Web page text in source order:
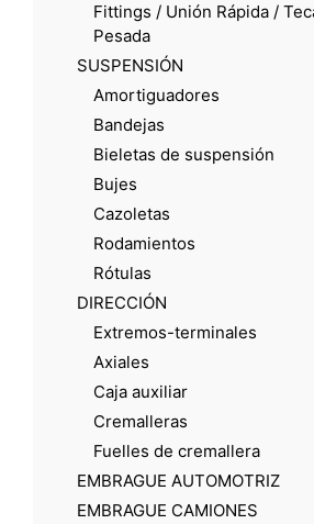
Fittings / Unión Rápida /
Pesada
SUSPENSIÓN
Amortiguadores
Bandejas
Bieletas de suspensión
Bujes
Cazoletas
Rodamientos
Rótulas
DIRECCIÓN
Extremos-terminales
Axiales
Caja auxiliar
Cremalleras
Fuelles de cremallera
EMBRAGUE AUTOMOTRIZ
EMBRAGUE CAMIONES